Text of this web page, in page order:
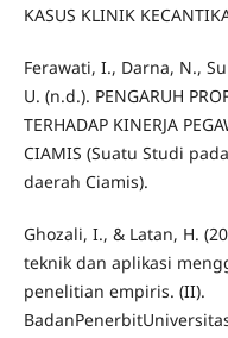
KASUS KLINIK
Ferawati, I., Darna, N.,
U. (n.d.). PENGARUH
TERHADAP KINERJA
CIAMIS (Suatu Studi
daerah Ciamis).
Ghozali, I., & Latan, H.
teknik dan aplikasi
penelitian empiris. (II).